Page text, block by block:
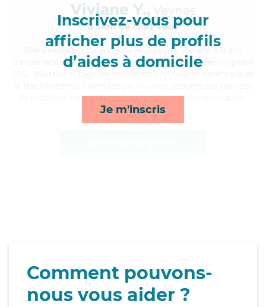
Inscrivez-vous pour
afficher plus de profils
d’aides à domicile
Je m'inscris
Viviane Y., Veynes
à 5km de chez Vous
, chaleureuse et joyeuse, Viviane a 8 ans
d'expérience et possède un diplôme d'Etat d'aide-soignant
de mobilité, repas, surveillance de nuit et lever/coucher*
Comment pouvons-
nous vous aider ?